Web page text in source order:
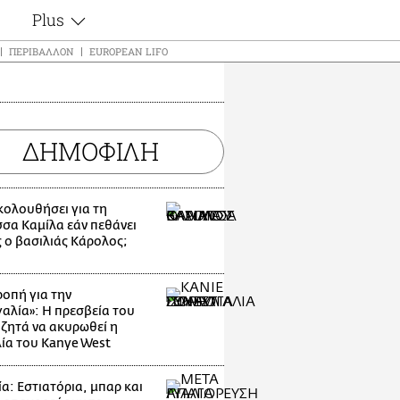
Plus
Θέματα
Ζώδια
Εξομολογήσεις
Blogs
Οι Αθηναίοι
Απώλειες
ΠΕΡΙΒΆΛΛΟΝ EUROPEAN LIFO
ΔΗΜΟΦΙΛΗ
για τη
Καμίλα εάν πεθάνει
βασιλιάς Κάρολος;
για την
Η πρεσβεία του
να ακυρωθεί η
του Kanye West
Εστιατόρια, μπαρ και